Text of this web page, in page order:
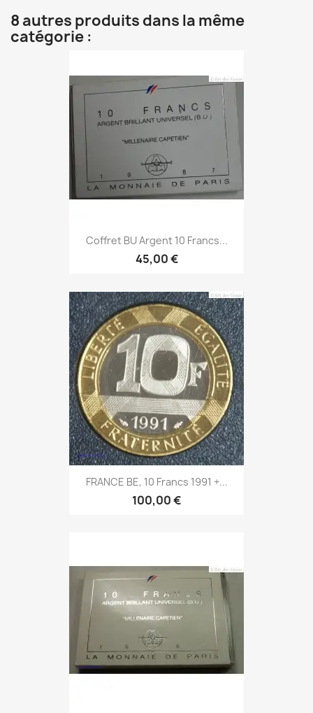
8 autres produits dans la même
catégorie :
Coffret BU Argent 10 Francs...
45,00 €
FRANCE BE, 10 Francs 1991 +...
100,00 €